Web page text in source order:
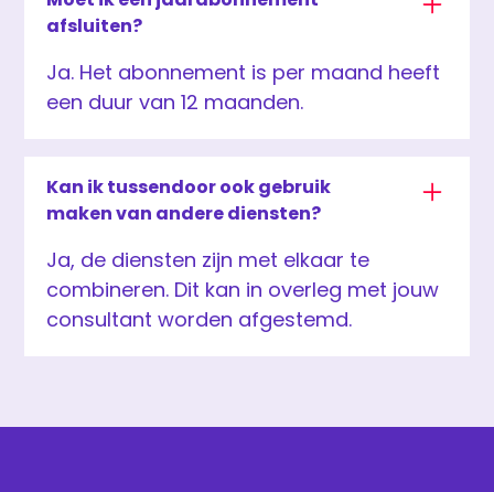
afsluiten?
Ja. Het abonnement is per maand heeft
een duur van 12 maanden.
Kan ik tussendoor ook gebruik
maken van andere diensten?
Ja, de diensten zijn met elkaar te
combineren. Dit kan in overleg met jouw
consultant worden afgestemd.